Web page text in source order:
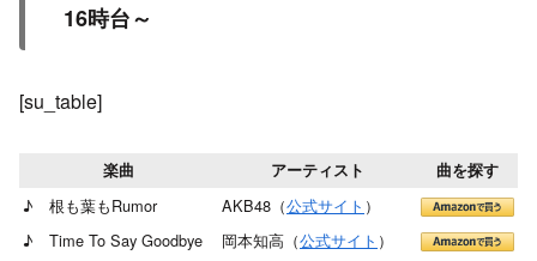
16時台～
[su_table]
楽曲 アーティスト 曲を探す
♪ 根も葉もRumor AKB48（公式サイト ）
♪ Time To Say Goodbye
岡本知高（公式サイト ）